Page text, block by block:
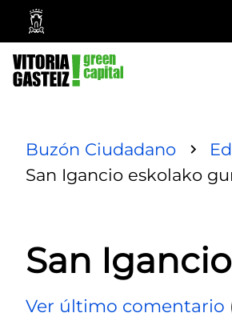
Ayuntamiento
Vitoria-
Gasteiz
Buzón Ciudadano
San Igancio eskolako
San
Ver último comentario